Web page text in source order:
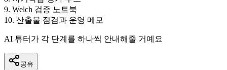
9. Welch 검증 노트북
10. 산출물 점검과 운영 메모
AI 튜터가 각 단계를 하나씩 안내해줄 거예요
공유